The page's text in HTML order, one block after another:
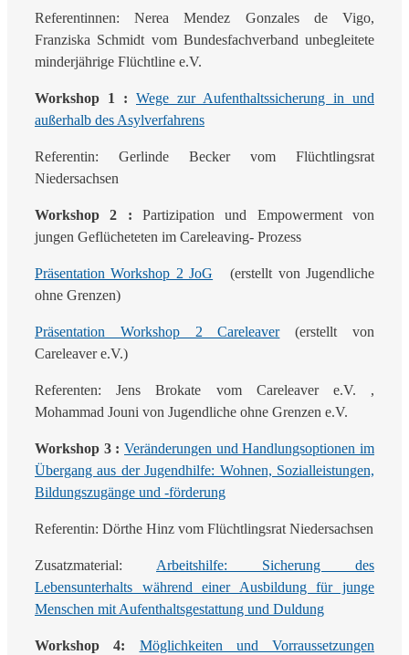
Referentinnen: Nerea Mendez Gonzales de Vigo,
Franziska Schmidt vom Bundesfachverband unbegleitete
minderjährige Flüchtline e.V.
Workshop 1 : Wege zur Aufenthaltssicherung in und
außerhalb des Asylverfahrens
Referentin: Gerlinde Becker vom Flüchtlingsrat
Niedersachsen
Workshop 2 : Partizipation und Empowerment von
jungen Geflücheteten im Careleaving- Prozess
Präsentation Workshop 2 JoG (erstellt von Jugendliche
ohne Grenzen)
Präsentation Workshop 2 Careleaver(erstellt von
Careleaver e.V.)
Referenten: Jens Brokate vom Careleaver e.V. ,
Mohammad Jouni von Jugendliche ohne Grenzen e.V.
Workshop 3 : Veränderungen und Handlungsoptionen im
Übergang aus der Jugendhilfe: Wohnen, Sozialleistungen,
Bildungszugänge und -förderung
Referentin: Dörthe Hinz vom Flüchtlingsrat Niedersachsen
Zusatzmaterial: Arbeitshilfe: Sicherung des
Lebensunterhalts während einer Ausbildung für junge
Menschen mit Aufenthaltsgestattung und Duldung
Workshop 4: Möglichkeiten und Vorraussetzungen